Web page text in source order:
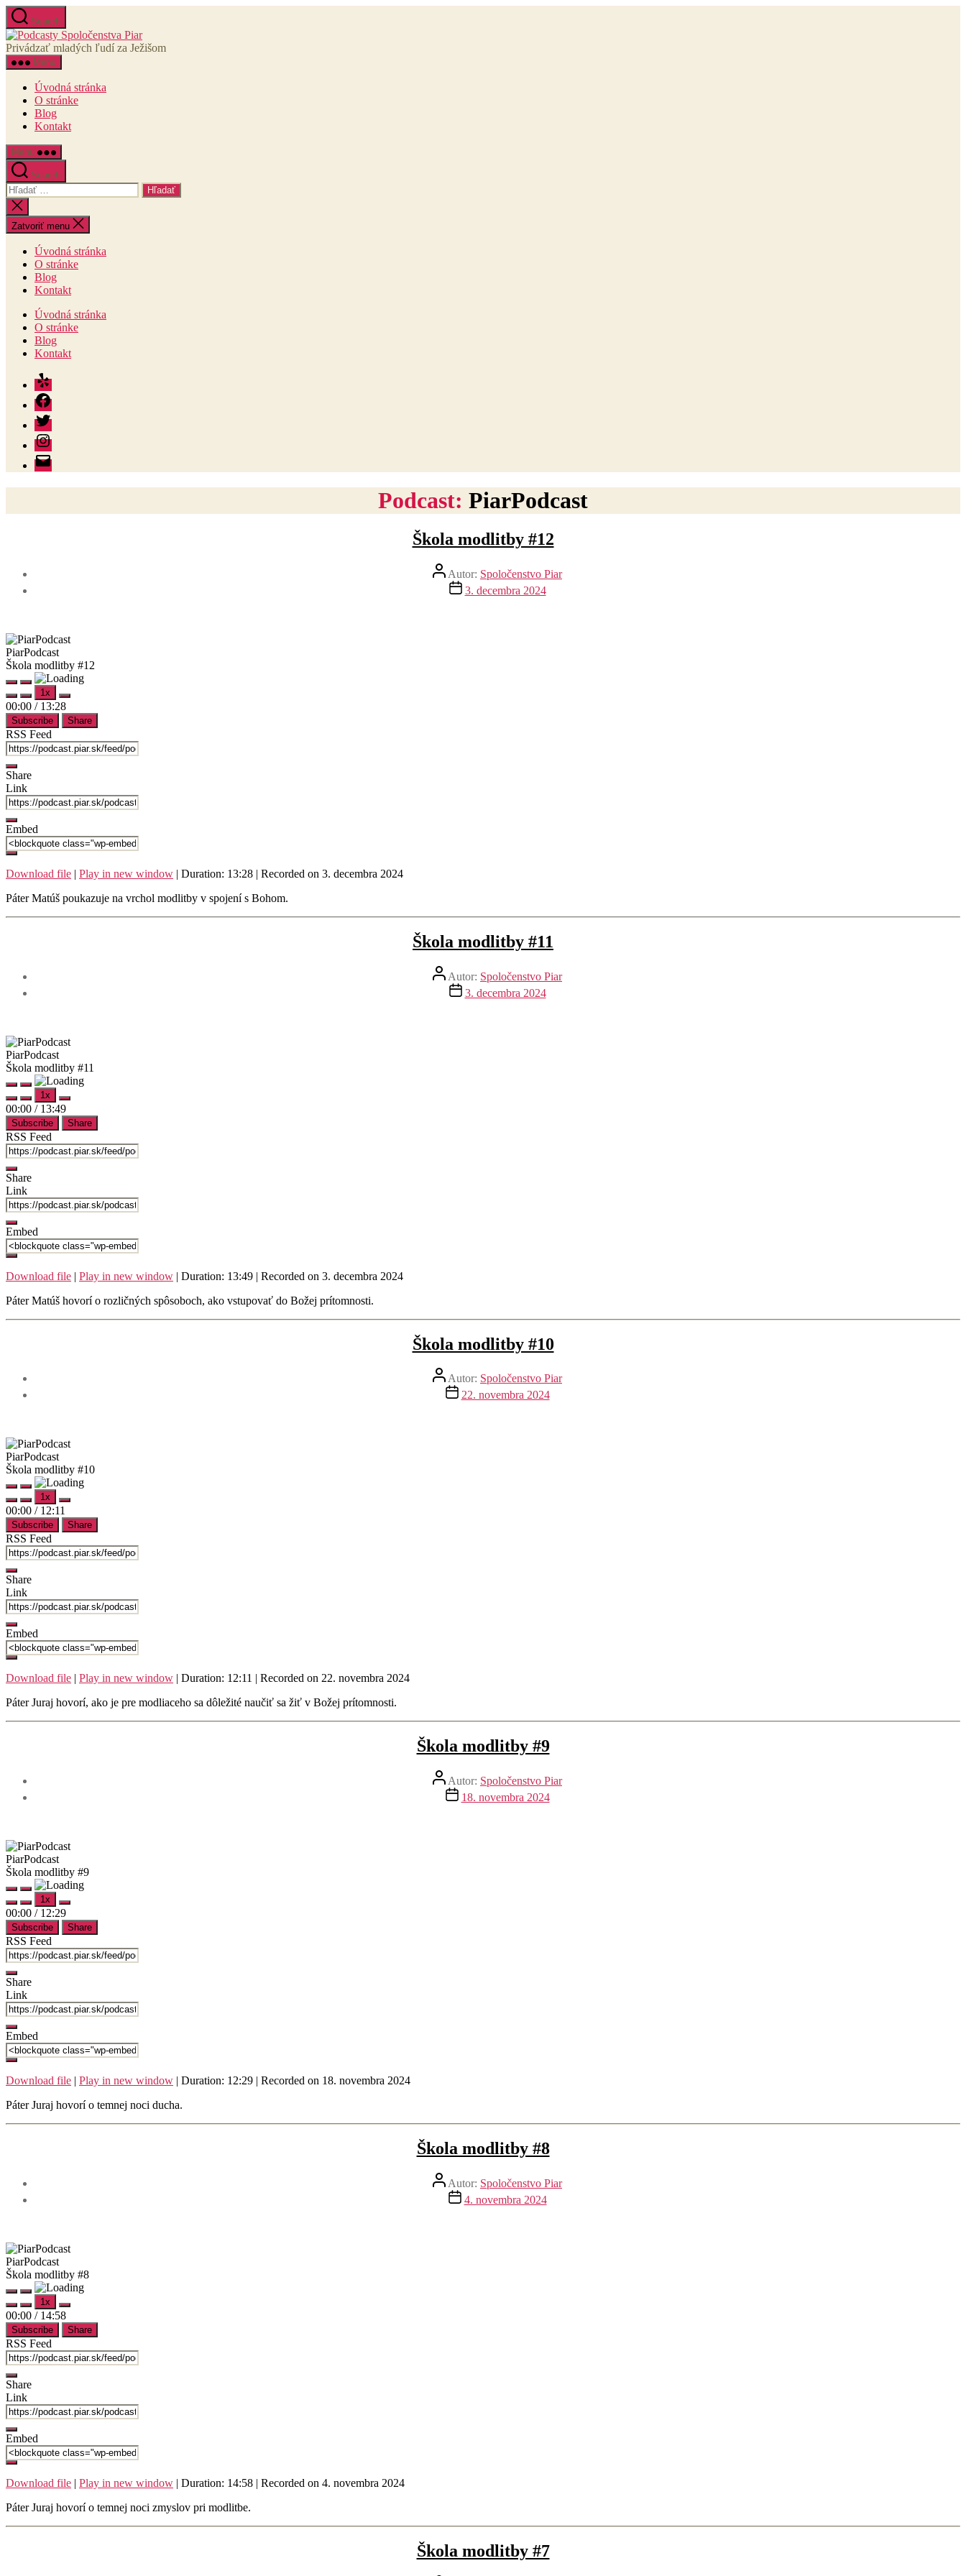
Preskočiť
na
obsah
Search
Podcasty
Spoločenstva
Privádzať mladých ľudí za Ježišom
Menu
Úvodná stránka
O stránke
Blog
Kontakt
Menu
Search
Vyhľadať:
Zatvoriť
vyhľadávanie
Zatvoriť menu
Úvodná stránka
O stránke
Blog
Kontakt
Úvodná stránka
O stránke
Blog
Kontakt
Yelp
Facebook
Twitter
Instagram
E-
mail
Podcast: PiarPodcast
Škola modlitby #12
Autor
článku
Autor: Spoločenstvo Piar
Dátum
článku
3. decembra 2024
PiarPodcast
Škola modlitby #12
Play
Episode
Pause
Episode
Mute/Unmute
Episode
Rewind
10
Seconds
1x
Fast
Forward
30
00:00 / 13:28
Subscribe Share
RSS Feed
Share
Link
Embed
Download file | Play in new window | Duration: 13:28 | Recorded on 3. decembra 2024
Páter Matúš poukazuje na vrchol modlitby v spojení s Bohom.
Škola modlitby #11
Autor
článku
Autor: Spoločenstvo Piar
Dátum
článku
3. decembra 2024
PiarPodcast
Škola modlitby #11
Play
Episode
Pause
Episode
Mute/Unmute
Episode
Rewind
10
Seconds
1x
Fast
Forward
30
00:00 / 13:49
Subscribe Share
RSS Feed
Share
Link
Embed
Download file | Play in new window | Duration: 13:49 | Recorded on 3. decembra 2024
Páter Matúš hovorí o rozličných spôsoboch, ako vstupovať do Božej prítomnosti.
Škola modlitby #10
Autor
článku
Autor: Spoločenstvo Piar
Dátum
článku
22. novembra 2024
PiarPodcast
Škola modlitby #10
Play
Episode
Pause
Episode
Mute/Unmute
Episode
Rewind
10
Seconds
1x
Fast
Forward
30
00:00 / 12:11
Subscribe Share
RSS Feed
Share
Link
Embed
Download file | Play in new window | Duration: 12:11 | Recorded on 22. novembra 2024
Páter Juraj hovorí, ako je pre modliaceho sa dôležité naučiť sa žiť v Božej prítomnosti.
Škola modlitby #9
Autor
článku
Autor: Spoločenstvo Piar
Dátum
článku
18. novembra 2024
PiarPodcast
Škola modlitby #9
Play
Episode
Pause
Episode
Mute/Unmute
Episode
Rewind
10
Seconds
1x
Fast
Forward
30
00:00 / 12:29
Subscribe Share
RSS Feed
Share
Link
Embed
Download file | Play in new window | Duration: 12:29 | Recorded on 18. novembra 2024
Páter Juraj hovorí o temnej noci ducha.
Škola modlitby #8
Autor
článku
Autor: Spoločenstvo Piar
Dátum
článku
4. novembra 2024
PiarPodcast
Škola modlitby #8
Play
Episode
Pause
Episode
Mute/Unmute
Episode
Rewind
10
Seconds
1x
Fast
Forward
30
00:00 / 14:58
Subscribe Share
RSS Feed
Share
Link
Embed
Download file | Play in new window | Duration: 14:58 | Recorded on 4. novembra 2024
Páter Juraj hovorí o temnej noci zmyslov pri modlitbe.
Škola modlitby #7